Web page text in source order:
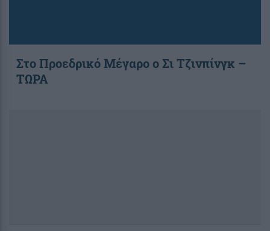
Στο Προεδρικό Μέγαρο ο Σι Τζινπίνγκ –
ΤΩΡΑ